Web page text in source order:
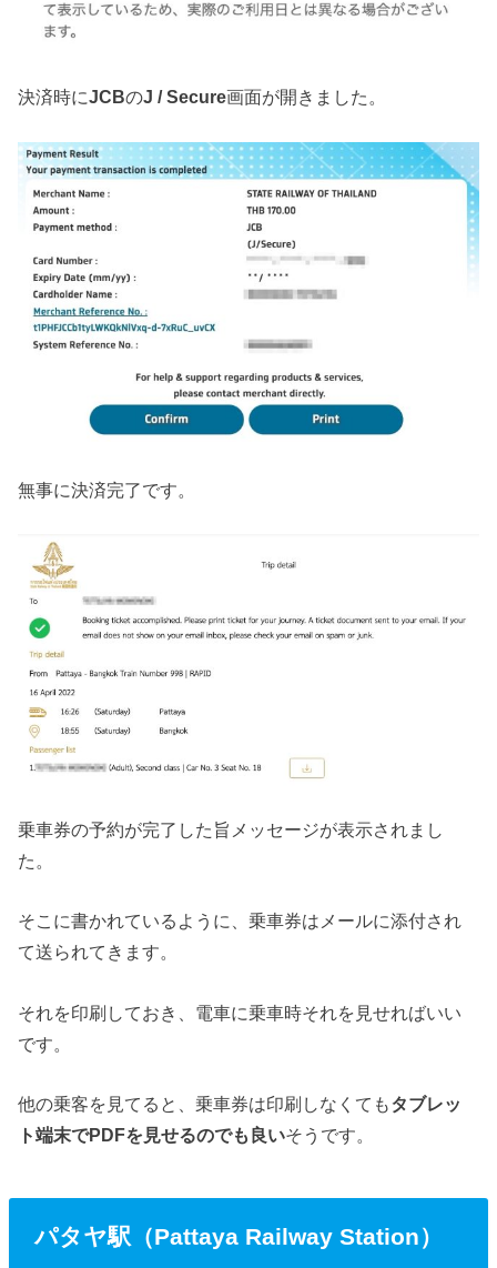
決済時にJCBのJ / Secure画面が開きました。
無事に決済完了です。
乗車券の予約が完了した旨メッセージが表示されまし
た。
そこに書かれているように、乗車券はメールに添付され
て送られてきます。
それを印刷しておき、電車に乗車時それを見せればいい
です。
他の乗客を見てると、乗車券は印刷しなくてもタブレッ
ト端末でPDFを見せるのでも良いそうです。
パタヤ駅（Pattaya Railway Station）